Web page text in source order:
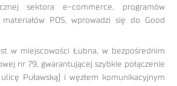
sektora e-commerce, programów
POS, wprowadzi się do Good
w miejscowości Łubna, w bezpośrednim
nr 79, gwarantującej szybkie połączenie
Puławską) i węzłem komunikacyjnym